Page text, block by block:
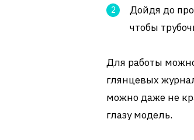
Дойдя до
чтобы
Для работы
глянцевых
можно даже не
глазу модель.